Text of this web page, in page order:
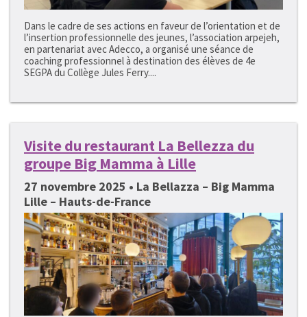
Dans le cadre de ses actions en faveur de l’orientation et de
l’insertion professionnelle des jeunes, l’association arpejeh,
en partenariat avec Adecco, a organisé une séance de
coaching professionnel à destination des élèves de 4e
SEGPA du Collège Jules Ferry....
Visite du restaurant La Bellezza du
groupe Big Mamma à Lille
27 novembre 2025 • La Bellazza – Big Mamma
Lille – Hauts-de-France